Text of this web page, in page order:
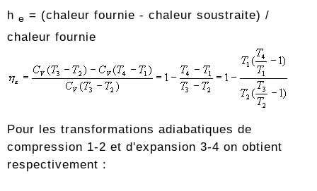
h e = (chaleur fournie - chaleur soustraite) /
chaleur fournie
Pour les transformations adiabatiques de
compression 1-2 et d'expansion 3-4 on obtient
respectivement :